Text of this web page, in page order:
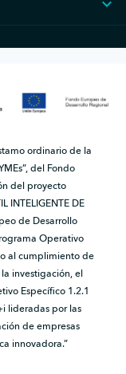
ordinario de la
del Fondo
del proyecto
INTELIGENTE DE
de Desarrollo
Operativo
al cumplimiento de
investigación, el
Específico 1.2.1
lideradas por las
de empresas
innovadora.”